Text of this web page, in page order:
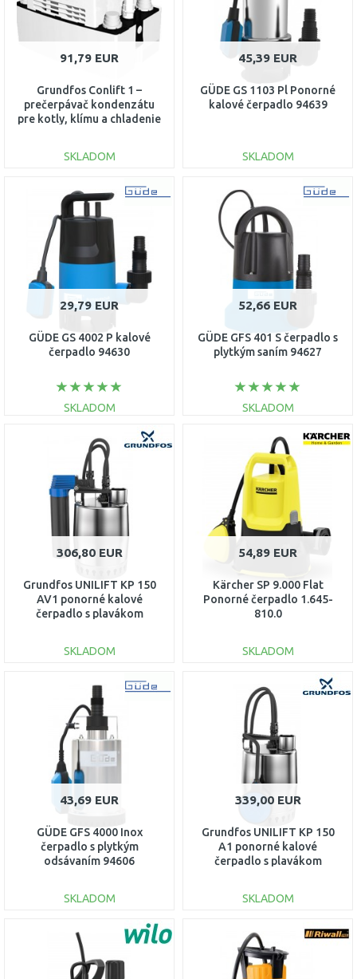
91,79 EUR
Grundfos Conlift 1 –
prečerpávač kondenzátu
pre kotly, klímu a chladenie
SKLADOM
DO KOŠÍKA
Porovnať
45,39 EUR
GÜDE GS 1103 Pl Ponorné
kalové čerpadlo 94639
SKLADOM
DO KOŠÍKA
Porovnať
29,79 EUR
GÜDE GS 4002 P kalové
čerpadlo 94630
SKLADOM
DO KOŠÍKA
Porovnať
52,66 EUR
GÜDE GFS 401 S čerpadlo s
plytkým saním 94627
SKLADOM
DO KOŠÍKA
Porovnať
306,80 EUR
Grundfos UNILIFT KP 150
AV1 ponorné kalové
čerpadlo s plavákom
SKLADOM
DO KOŠÍKA
Porovnať
54,89 EUR
Kärcher SP 9.000 Flat
Ponorné čerpadlo 1.645-
810.0
SKLADOM
DO KOŠÍKA
Porovnať
43,69 EUR
GÜDE GFS 4000 Inox
čerpadlo s plytkým
odsávaním 94606
SKLADOM
DO KOŠÍKA
Porovnať
339,00 EUR
Grundfos UNILIFT KP 150
A1 ponorné kalové
čerpadlo s plavákom
SKLADOM
DO KOŠÍKA
Porovnať